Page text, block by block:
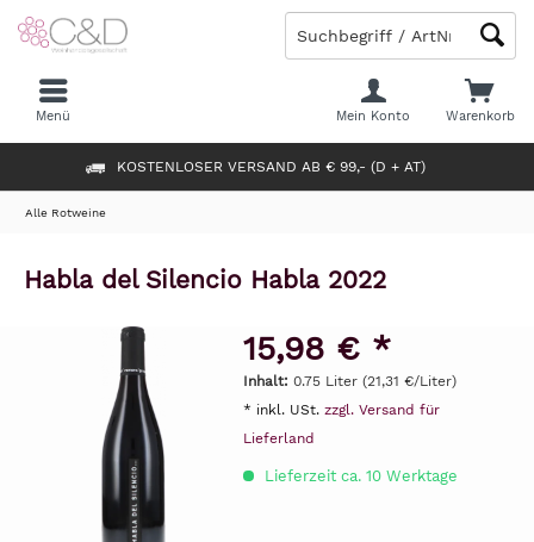
KOSTENLOSER VERSAND AB € 99,- (D + AT)
Warenkorb
Mein Konto
Menü
Alle Rotweine
Habla del Silencio Habla 2022
15,98 € *
Inhalt: 0.75 Liter (21,31 €/Liter)
* inkl. USt. zzgl. Versand für
Lieferland
Lieferzeit ca. 10 Werktage